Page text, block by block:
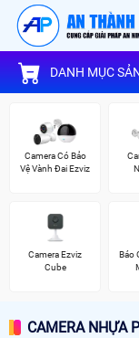
DANH MỤC
Camera Có Bảo
Vệ Vành Đai Ezviz
Camera Ezviz
Cube
Báo
CAMERA NHỰA